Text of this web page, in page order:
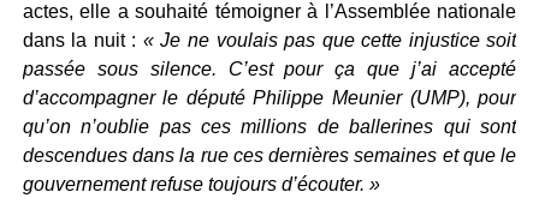
actes, elle a souhaité témoigner à l’Assemblée nationale
dans la nuit : « Je ne voulais pas que cette injustice soit
passée sous silence. C’est pour ça que j’ai accepté
d’accompagner le député Philippe Meunier (UMP), pour
qu’on n’oublie pas ces millions de ballerines qui sont
descendues dans la rue ces dernières semaines et que le
gouvernement refuse toujours d’écouter. »